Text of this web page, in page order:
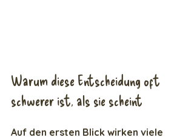
Warum diese Entscheidung oft
schwerer ist, als sie scheint
Auf den ersten Blick wirken viele